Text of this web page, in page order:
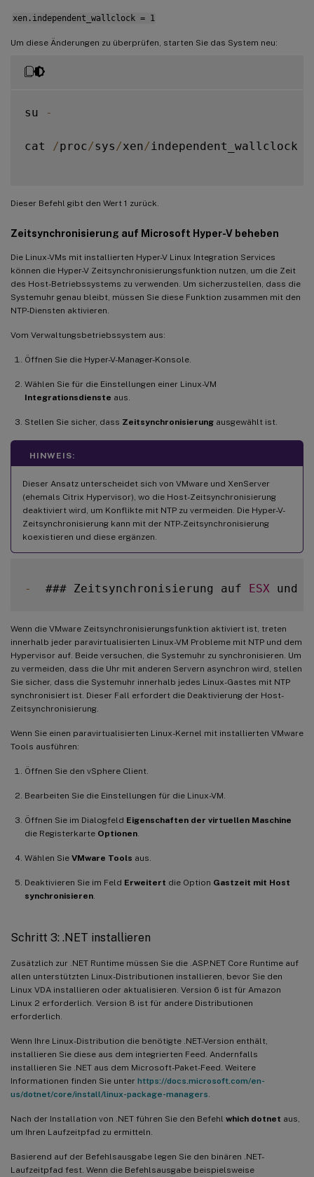
xen.independent_wallclock = 1
Um diese Änderungen zu überprüfen, starten Sie das System neu:
su -
cat /proc/sys /xen/ independent_wallclock
Dieser Befehl gibt den Wert 1 zurück.
Zeitsynchronisierung auf Microsoft Hyper-V beheben
Die Linux-VMs mit installierten Hyper-V Linux Integration Services
können die Hyper-V Zeitsynchronisierungsfunktion nutzen, um die Zeit
des Host-Betriebssystems zu verwenden. Um sicherzustellen, dass die
Systemuhr genau bleibt, müssen Sie diese Funktion zusammen mit den
NTP-Diensten aktivieren.
Vom Verwaltungsbetriebssystem aus:
Öffnen Sie die Hyper-V-Manager-Konsole.
Wählen Sie für die Einstellungen einer Linux-VM
Integrationsdienste aus.
Stellen Sie sicher, dass Zeitsynchronisierung ausgewählt ist.
HINWEIS:
Dieser Ansatz unterscheidet sich von VMware und XenServer
(ehemals Citrix Hypervisor), wo die Host-Zeitsynchronisierung
deaktiviert wird, um Konflikte mit NTP zu vermeiden. Die Hyper-V-
Zeitsynchronisierung kann mit der NTP-Zeitsynchronisierung
koexistieren und diese ergänzen.
-
  ### Zeitsynchronisierung auf
ESX
Wenn die VMware Zeitsynchronisierungsfunktion aktiviert ist, treten
innerhalb jeder paravirtualisierten Linux-VM Probleme mit NTP und dem
Hypervisor auf. Beide versuchen, die Systemuhr zu synchronisieren. Um
zu vermeiden, dass die Uhr mit anderen Servern asynchron wird, stellen
Sie sicher, dass die Systemuhr innerhalb jedes Linux-Gastes mit NTP
synchronisiert ist. Dieser Fall erfordert die Deaktivierung der Host-
Zeitsynchronisierung.
Wenn Sie einen paravirtualisierten Linux-Kernel mit installierten VMware
Tools ausführen:
Öffnen Sie den vSphere Client.
Bearbeiten Sie die Einstellungen für die Linux-VM.
Öffnen Sie im Dialogfeld Eigenschaften der virtuellen Maschine
die Registerkarte Optionen
Wählen Sie VMware Tools aus.
Deaktivieren Sie im Feld Erweitert die Option Gastzeit mit Host
synchronisieren
Schritt 3: .NET installieren
Zusätzlich zur .NET Runtime müssen Sie die .ASP.NET Core Runtime auf
allen unterstützten Linux-Distributionen installieren, bevor Sie den
Linux VDA installieren oder aktualisieren. Version 6 ist für Amazon
Linux 2 erforderlich. Version 8 ist für andere Distributionen
erforderlich.
Wenn Ihre Linux-Distribution die benötigte .NET-Version enthält,
installieren Sie diese aus dem integrierten Feed. Andernfalls
installieren Sie .NET aus dem Microsoft-Paket-Feed. Weitere
Informationen finden Sie unter https://docs.microsoft.com/en-
us/dotnet/core/install/linux-package-managers
Nach der Installation von .NET führen Sie den Befehl which dotnet aus,
um Ihren Laufzeitpfad zu ermitteln.
Basierend auf der Befehlsausgabe legen Sie den binären .NET-
Laufzeitpfad fest. Wenn die Befehlsausgabe beispielsweise